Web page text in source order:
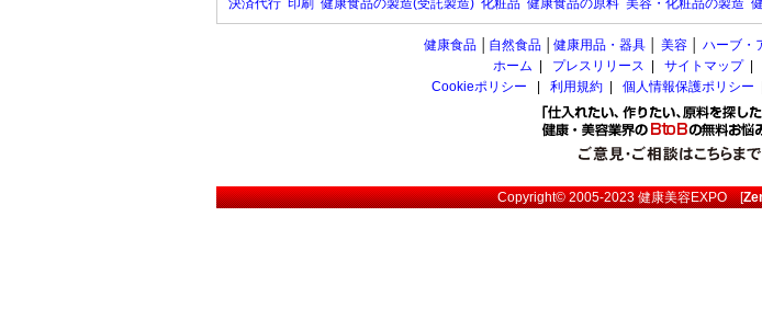
決済代行 印刷 健康食品の製造(受託製造) 化粧品 健康食品の原料 美容・化粧品の製造
健康食品 自然食品 健康用品・器具 美容 ハーブ・
ホーム
プレスリリース サイトマップ|
Cookieポリシー
利用規約 個人情報保護ポリシー
Copyright© 2005-2023健康美容EXPO[